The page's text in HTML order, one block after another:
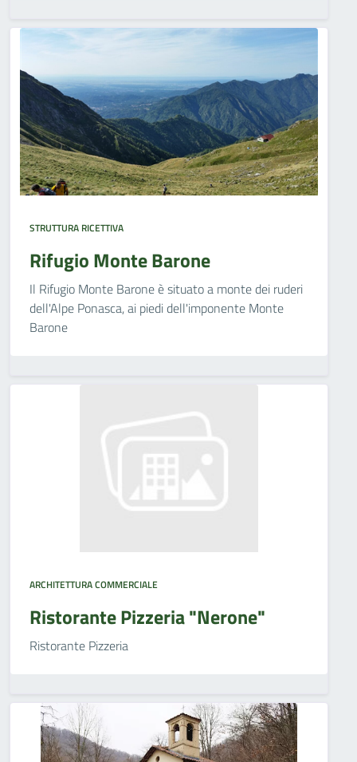
STRUTTURA RICETTIVA
Rifugio Monte Barone
Il Rifugio Monte Barone è situato a monte dei ruderi
dell'Alpe Ponasca, ai piedi dell'imponente Monte
Barone
ARCHITETTURA COMMERCIALE
Ristorante Pizzeria "Nerone"
Ristorante Pizzeria